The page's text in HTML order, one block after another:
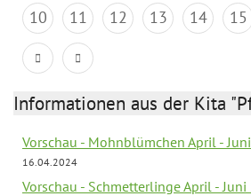
10
11 12 13 14 15
Informationen aus der Kita
Vorschau - Mohnblümchen April -
16.04.2024
Vorschau - Schmetterlinge April -